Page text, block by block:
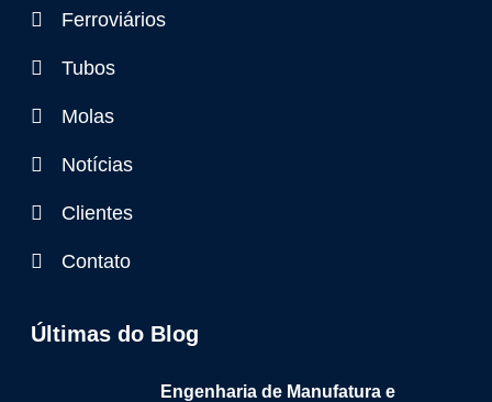
Ferroviários
Tubos
Molas
Notícias
Clientes
Contato
Últimas do Blog
Engenharia de Manufatura e